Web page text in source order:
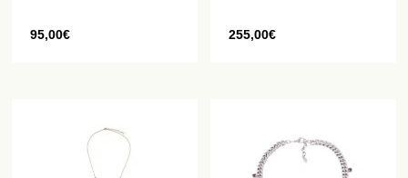
95,00€ 255,00€